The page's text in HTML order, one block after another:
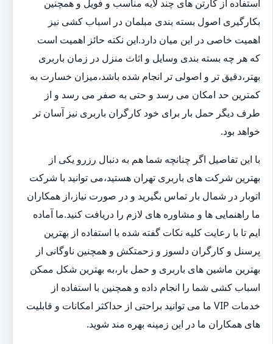
استفاده از کارتن های چند لایه مناسب و فویل و همچنین
بکارگیری اصول بسته بندی مبلمان در اسباب کشی نیز
اهمیت خاصی در این میان دارد.این نکته حائز اهمیت است
که هر چه بسته بندی وسایل و اثاث منزل در زمان باربری
بهتر،دقیق تر و اصولی تر انجام شده باشد،میزان خسارت به
کمترین حد امکان می رسد و حتی به صفر می رسد و از
طرف دیگر حمل بار برای خود کارگران باربری نیز آسان تر
خواهد بود.
با این تفاصیل اگر چنانچه شما هم به دنبال رزرو یکی از
بهترین شرکت های باربری تهران هستید،می توانید با شرکت
اتوبار در شمال بار تماس بگیرید و در صورت نیاز،از همکاران
ما راهنمایی ها و مشاوره های لازم را دریافت کنید.ما آماده
ایم تا با رعایت کلیه نکات گفته شده با استفاده از بهترین
پرسنل و کارگران دلسوز و زحمتکش و همچنین ناوگانی از
بهترین ماشین های باربری و حمل بار،به بهترین شکل ممکن
اسباب کشی شما را انجام داده و همچنین با استفاده از
خدمات VIP ما می توانید براحتی از حداکثر امکانات و قابلیت
های همکاران ما در این زمینه بهره مند شوید.